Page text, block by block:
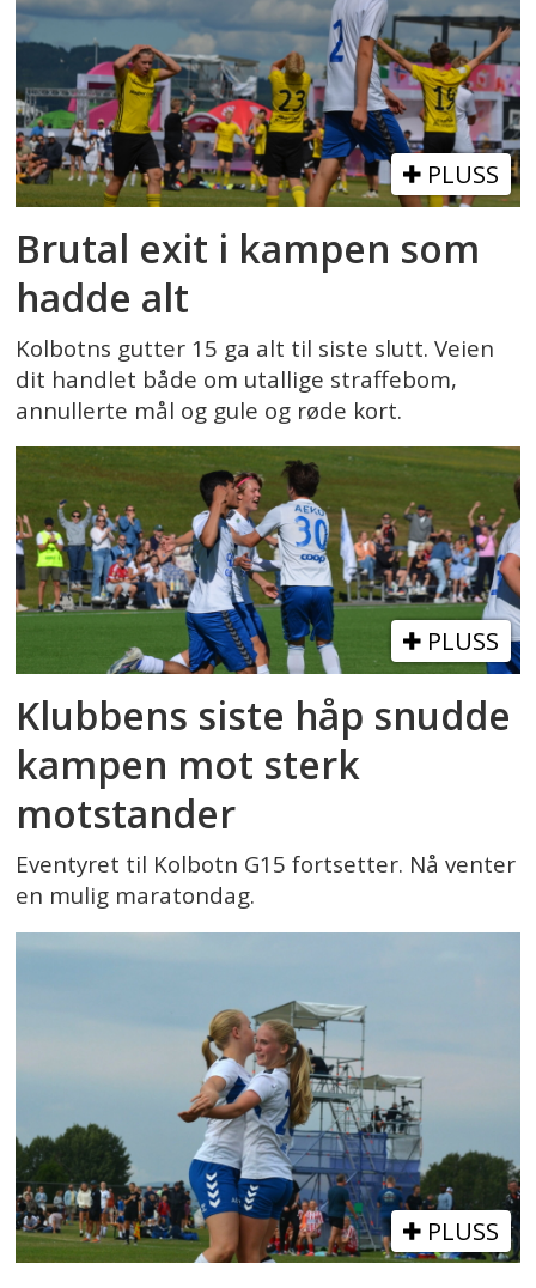
PLUSS
Brutal exit i kampen som
hadde alt
Kolbotns gutter 15 ga alt til siste slutt. Veien
dit handlet både om utallige straffebom,
annullerte mål og gule og røde kort.
PLUSS
Klubbens siste håp snudde
kampen mot sterk
motstander
Eventyret til Kolbotn G15 fortsetter. Nå venter
en mulig maratondag.
PLUSS